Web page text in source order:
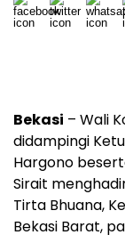
Bekasi – Wali
didampingi
Hargono
Sirait
Tirta Bhuana,
Bekasi Barat,